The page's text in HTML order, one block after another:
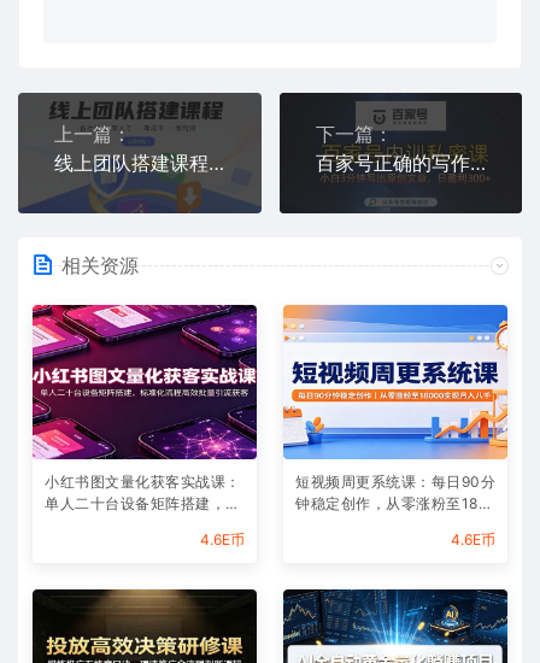
上一篇：
线上团队搭建课程，省社保，聚人才，降成本，增利润，团队管理必看
下一篇：
百家号正确的写作的方式，小白也可以轻松写出原创文章，10分钟学会，新手也能日更爆文日入3张
相关资源
小红书图文量化获客实战课：
单人二十台设备矩阵搭建，标
4.6E币
短视频周更系统课：每日90分
钟稳定创作，从零涨粉至180
4.6E币